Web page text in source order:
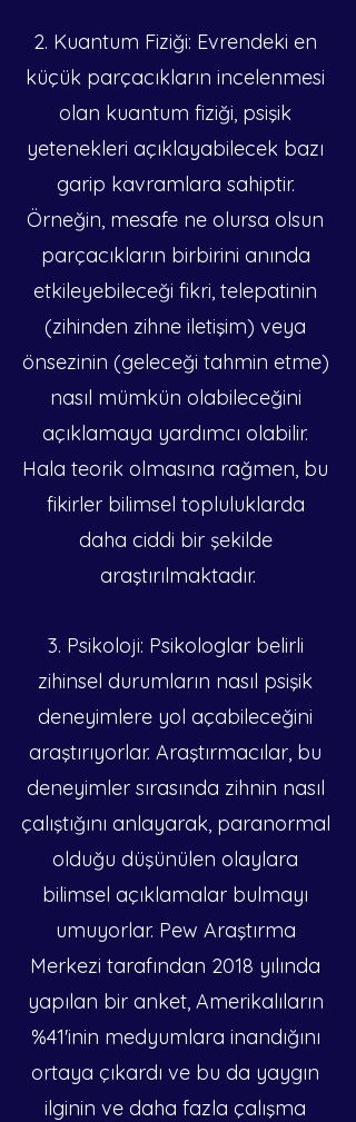
2. Kuantum Fiziği: Evrendeki en
küçük parçacıkların incelenmesi
olan kuantum fiziği, psişik
yetenekleri açıklayabilecek bazı
garip kavramlara sahiptir.
Örneğin, mesafe ne olursa olsun
parçacıkların birbirini anında
etkileyebileceği fikri, telepatinin
(zihinden zihne iletişim) veya
önsezinin (geleceği tahmin etme)
nasıl mümkün olabileceğini
açıklamaya yardımcı olabilir.
Hala teorik olmasına rağmen, bu
fikirler bilimsel topluluklarda
daha ciddi bir şekilde
araştırılmaktadır.
3. Psikoloji: Psikologlar belirli
zihinsel durumların nasıl psişik
deneyimlere yol açabileceğini
araştırıyorlar. Araştırmacılar, bu
deneyimler sırasında zihnin nasıl
çalıştığını anlayarak, paranormal
olduğu düşünülen olaylara
bilimsel açıklamalar bulmayı
umuyorlar. Pew Araştırma
Merkezi tarafından 2018 yılında
yapılan bir anket, Amerikalıların
%41'inin medyumlara inandığını
ortaya çıkardı ve bu da yaygın
ilginin ve daha fazla çalışma